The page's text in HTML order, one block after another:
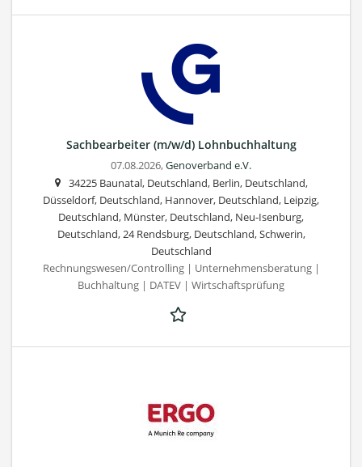
Sachbearbeiter (m/w/d) Lohnbuchhaltung
07.08.2026,Genoverband e.V.
34225 Baunatal, Deutschland, Berlin, Deutschland,
Düsseldorf, Deutschland, Hannover, Deutschland, Leipzig,
Deutschland, Münster, Deutschland, Neu-Isenburg,
Deutschland, 24 Rendsburg, Deutschland, Schwerin,
Deutschland
Rechnungswesen/Controlling | Unternehmensberatung |
Buchhaltung | DATEV | Wirtschaftsprüfung